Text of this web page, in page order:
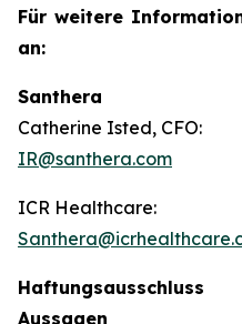
Für weitere
an:
Santhera
Catherine Isted, CFO:
IR@santhera.com
ICR Healthcare:
Aussagen